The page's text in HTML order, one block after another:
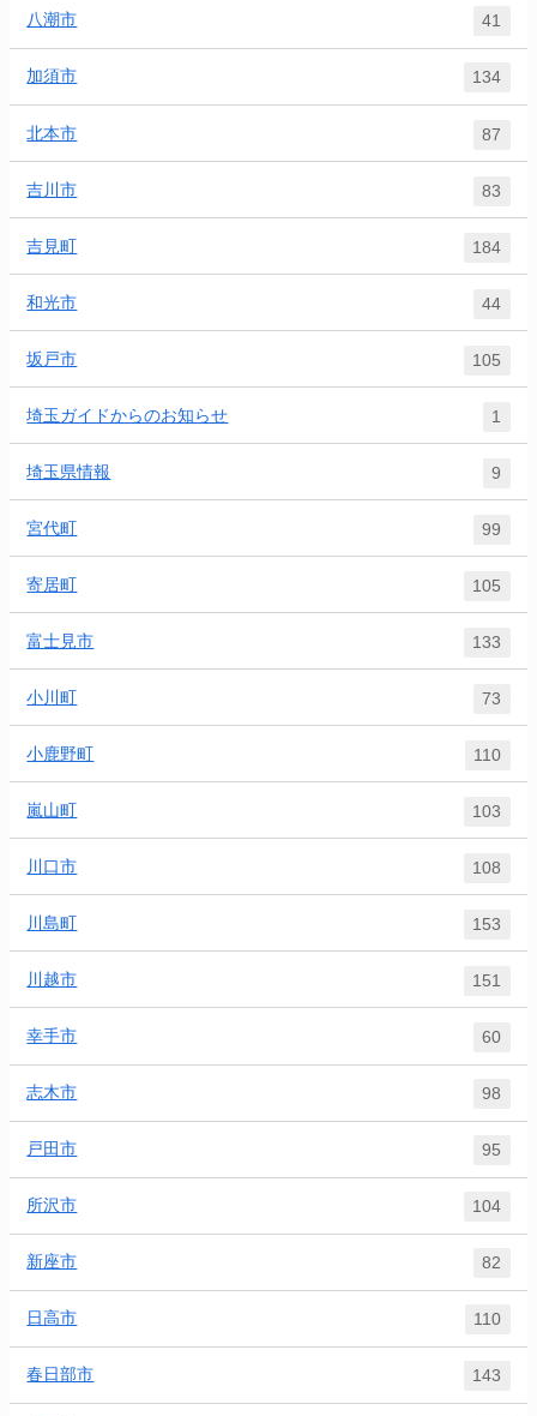
八潮市 41
加須市 134
北本市 87
吉川市 83
吉見町 184
和光市 44
坂戸市 105
埼玉ガイドからのお知らせ 1
埼玉県情報 9
宮代町 99
寄居町 105
富士見市 133
小川町 73
小鹿野町 110
嵐山町 103
川口市 108
川島町 153
川越市 151
幸手市 60
志木市 98
戸田市 95
所沢市 104
新座市 82
日高市 110
春日部市 143